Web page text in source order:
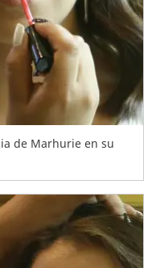
de Marhurie en su